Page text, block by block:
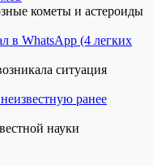
кометы и астероиды
в WhatsApp (4 легких
ситуация
ранее
науки